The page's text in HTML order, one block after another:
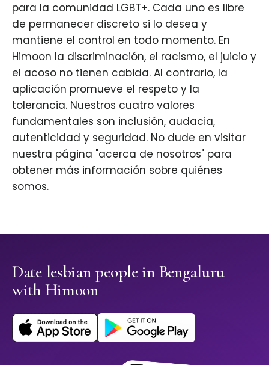
para la comunidad LGBT+. Cada uno es libre
de permanecer discreto si lo desea y
mantiene el control en todo momento. En
Himoon la discriminación, el racismo, el juicio y
el acoso no tienen cabida. Al contrario, la
aplicación promueve el respeto y la
tolerancia. Nuestros cuatro valores
fundamentales son inclusión, audacia,
autenticidad y seguridad. No dude en visitar
nuestra página "acerca de nosotros" para
obtener más información sobre quiénes
somos.
Date lesbian people in Bengaluru
with Himoon